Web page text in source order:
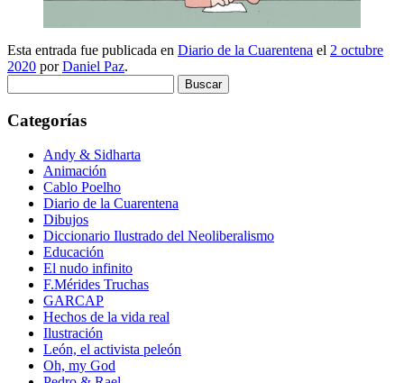
Esta entrada fue publicada en Diario de la Cuarentena el 2 octubre
2020 porDaniel Paz.
Categorías
Andy & Sidharta
Animación
Cablo Poelho
Diario de la Cuarentena
Dibujos
Diccionario Ilustrado del Neoliberalismo
Educación
El nudo infinito
F.Mérides Truchas
GARCAP
Hechos de la vida real
Ilustración
León, el activista peleón
Oh, my God